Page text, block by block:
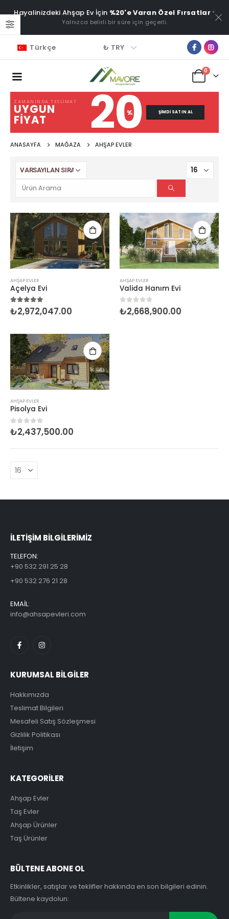
Hayalinizdeki Ahşap Ev İçin %20'e Varan Özel Fırsatlar *
Yalnızca belirli bir süre için geçerli.
Türkçe ₺ TRY
0
ZAMANINDA TESLIMAT
UYGUN
FIYAT 20
% ŞIMDI SATIN AL
ANASAYFA MAĞAZA AHŞAP EVLER
AHŞAP EVLER
Açelya Evi
5.005 üzerinden
₺2,972,047.00
AHŞAP EVLER
Valida Hanım Evi
0 5 üzerinden
₺2,668,900.00
AHŞAP EVLER
Pisolya Evi
0 5 üzerinden
₺2,437,500.00
ILETİŞİM BİLGİLERİMİZ
TELEFON:
+90 532 291 25 28
+90 532 276 21 28
EMAİL:
info@ahsapevleri.com
KURUMSAL BİLGİLER
Hakkımızda
Teslimat Bilgileri
Mesafeli Satış Sözleşmesi
Gizlilik Politikası
İletişim
KATEGORİLER
Ahşap Evler
Taş Evler
Ahşap Ürünler
Taş Ürünler
BÜLTENE ABONE OL
Etkinlikler, satışlar ve teklifler hakkında en son bilgileri edinin.
Bültene kaydolun: